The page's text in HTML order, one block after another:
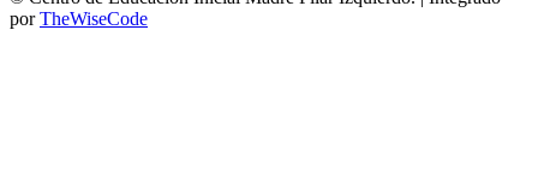
porTheWiseCode